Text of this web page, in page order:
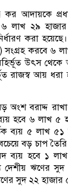
কর আদায়কে
লাখ ২৯
করা
সংগ্রহ করবে ৬
উৎস থেকে
রাজস্ব আয় ধরা
অংশ বরাদ্দ
হবে ৬ লাখ ৫
ব্যয় ৫ লাখ ৫১
বড় চাপ
ব্যয় হবে ১
দেশীয় ঋণের
সুদ ২২ হাজার